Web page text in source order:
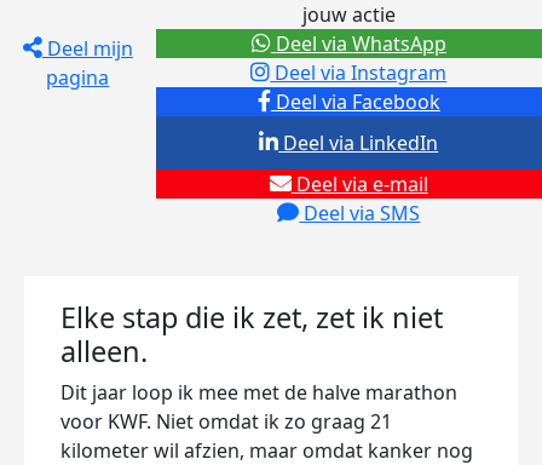
Deel mijn
pagina
jouw actie
Deel via Facebook
Deel via Instagram
Deel via e-mail
Deel via SMS
Deel via LinkedIn
Deel via WhatsApp
Elke stap die ik zet, zet ik niet
alleen.
Dit jaar loop ik mee met de halve marathon
voor KWF. Niet omdat ik zo graag 21
kilometer wil afzien, maar omdat kanker nog